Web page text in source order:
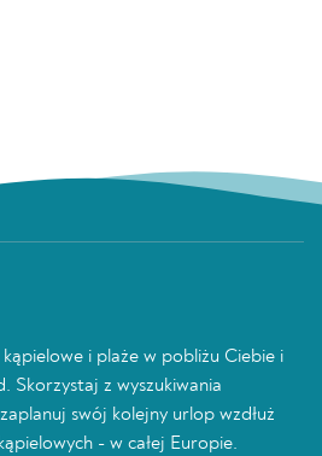
i plaże w pobliżu Ciebie i
Skorzystaj z wyszukiwania
swój kolejny urlop wzdłuż
- w całej Europie.